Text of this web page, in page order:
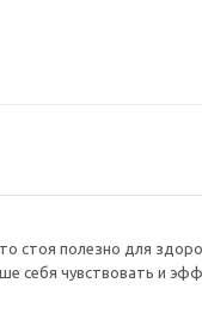
стоя полезно для
себя чувствовать и